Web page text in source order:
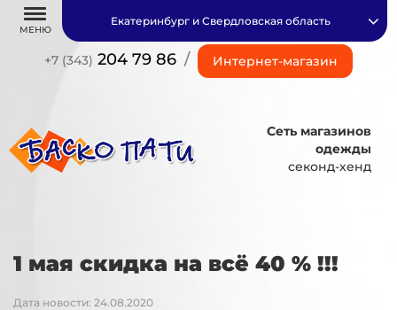
МЕНЮ
+7 (343) 204 79 86 / Интернет-магазин
Екатеринбург и Свердловская область
Сеть магазинов
одежды
секонд-хенд
1 мая скидка на всё 40 % !!!
Дата новости: 24.08.2020